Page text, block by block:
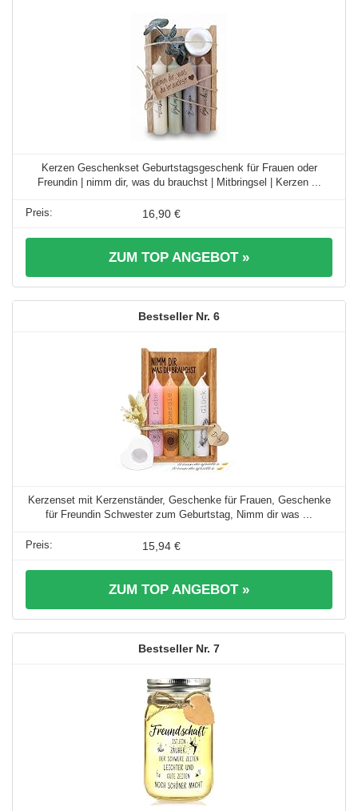
Kerzen Geschenkset Geburtstagsgeschenk für Frauen oder
Freundin | nimm dir, was du brauchst | Mitbringsel | Kerzen ...
16,90 €
ZUM TOP ANGEBOT »
6
Kerzenset mit Kerzenständer, Geschenke für Frauen, Geschenke
für Freundin Schwester zum Geburtstag, Nimm dir was ...
15,94 €
ZUM TOP ANGEBOT »
7